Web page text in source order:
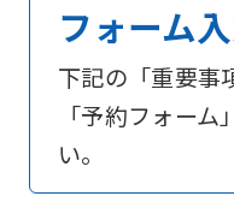
フォーム
下記の「重要事
「予約フォー
い。